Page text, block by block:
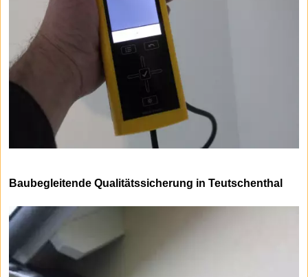
Baubegleitende Qualitätssicherung in Teutschenthal